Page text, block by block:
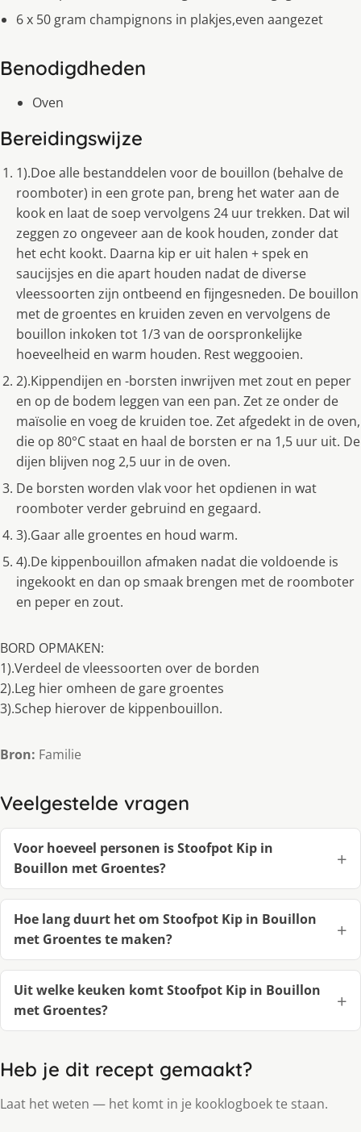
6 x 50 gram champignons in plakjes,even aangezet
Benodigdheden
Oven
Bereidingswijze
1).Doe alle bestanddelen voor de bouillon (behalve de
roomboter) in een grote pan, breng het water aan de
kook en laat de soep vervolgens 24 uur trekken. Dat wil
zeggen zo ongeveer aan de kook houden, zonder dat
het echt kookt. Daarna kip er uit halen + spek en
saucijsjes en die apart houden nadat de diverse
vleessoorten zijn ontbeend en fijngesneden. De bouillon
met de groentes en kruiden zeven en vervolgens de
bouillon inkoken tot 1/3 van de oorspronkelijke
hoeveelheid en warm houden. Rest weggooien.
2).Kippendijen en -borsten inwrijven met zout en peper
en op de bodem leggen van een pan. Zet ze onder de
maïsolie en voeg de kruiden toe. Zet afgedekt in de oven,
die op 80°C staat en haal de borsten er na 1,5 uur uit. De
dijen blijven nog 2,5 uur in de oven.
De borsten worden vlak voor het opdienen in wat
roomboter verder gebruind en gegaard.
3).Gaar alle groentes en houd warm.
4).De kippenbouillon afmaken nadat die voldoende is
ingekookt en dan op smaak brengen met de roomboter
en peper en zout.
BORD OPMAKEN:
1).Verdeel de vleessoorten over de borden
2).Leg hier omheen de gare groentes
3).Schep hierover de kippenbouillon.
Bron: Familie
Veelgestelde vragen
Voor hoeveel personen is Stoofpot Kip in
Bouillon met Groentes?
Hoe lang duurt het om Stoofpot Kip in Bouillon
met Groentes te maken?
Uit welke keuken komt Stoofpot Kip in Bouillon
met Groentes?
Heb je dit recept gemaakt?
Laat het weten — het komt in je kooklogboek te staan.